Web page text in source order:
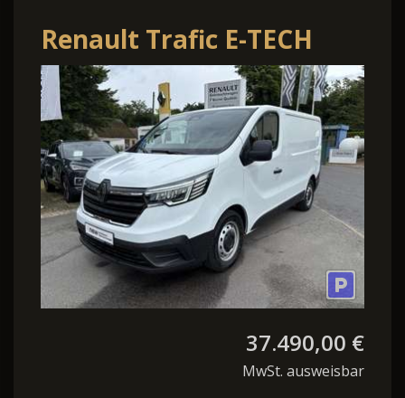
Renault Trafic E-TECH
100% elektrisch
37.490,00 €
MwSt. ausweisbar